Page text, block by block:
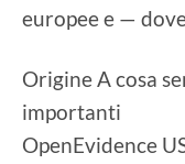
europee e —
Origine A cosa
importanti
OpenEvidence